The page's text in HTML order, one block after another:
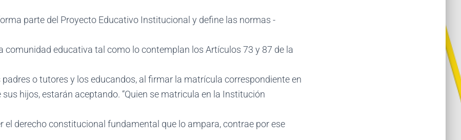
parte del Proyecto Educativo Institucional y define las normas -
comunidad educativa tal como lo contemplan los Artículos 73 y 87 de la
padres o tutores y los educandos, al firmar la matrícula correspondiente en
hijos, estarán aceptando. “Quien se matricula en la Institución
el derecho constitucional fundamental que lo ampara, contrae por ese